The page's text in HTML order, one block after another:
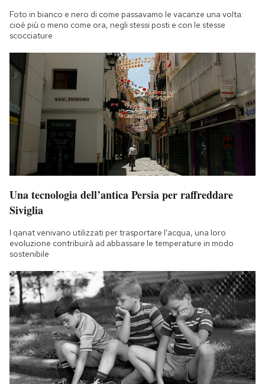
Foto in bianco e nero di come passavamo le vacanze una volta:
cioè più o meno come ora, negli stessi posti e con le stesse
scocciature
Una tecnologia dell’antica Persia per raffreddare
Siviglia
I qanat venivano utilizzati per trasportare l'acqua, una loro
evoluzione contribuirà ad abbassare le temperature in modo
sostenibile